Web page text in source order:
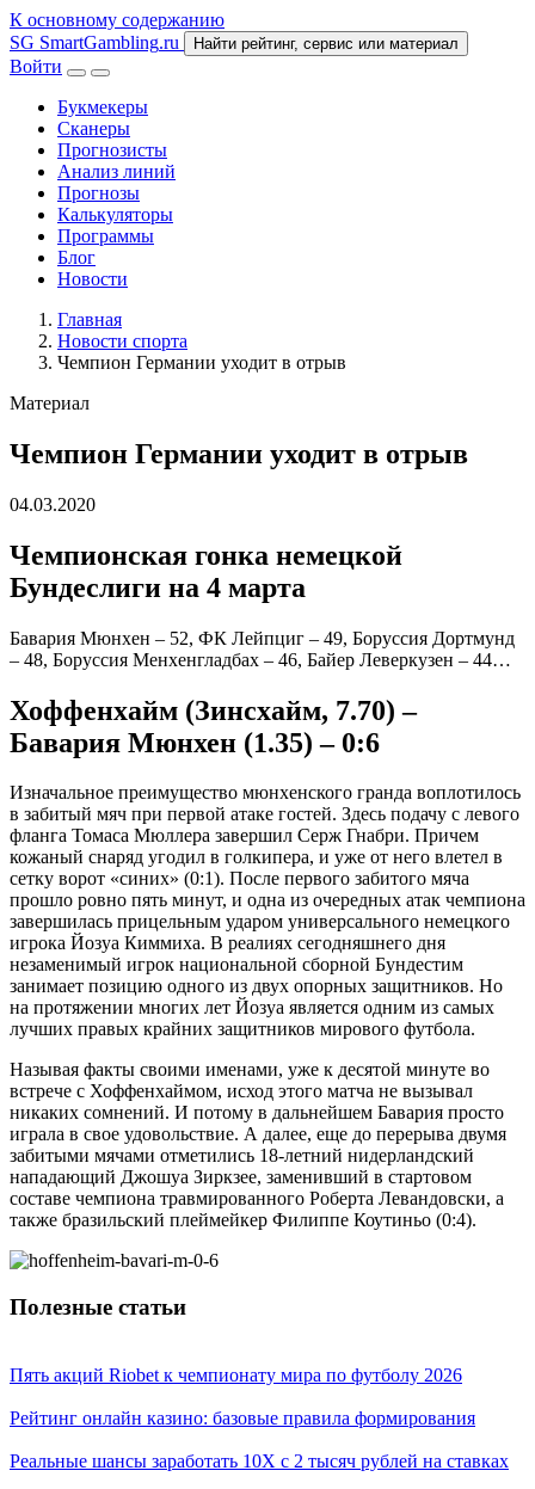
К основному содержанию
SG SmartGambling.ru Найти рейтинг, сервис или материал
Войти
Букмекеры
Сканеры
Прогнозисты
Анализ линий
Прогнозы
Калькуляторы
Программы
Блог
Новости
Главная
Новости спорта
Чемпион Германии уходит в отрыв
Материал
Чемпион Германии уходит в отрыв
04.03.2020
Чемпионская гонка немецкой
Бундеслиги на 4 марта
Бавария Мюнхен – 52, ФК Лейпциг – 49, Боруссия Дортмунд
– 48, Боруссия Менхенгладбах – 46, Байер Леверкузен – 44…
Хоффенхайм (Зинсхайм, 7.70) –
Бавария Мюнхен (1.35) – 0:6
Изначальное преимущество мюнхенского гранда воплотилось
в забитый мяч при первой атаке гостей. Здесь подачу с левого
фланга Томаса Мюллера завершил Серж Гнабри. Причем
кожаный снаряд угодил в голкипера, и уже от него влетел в
сетку ворот «синих» (0:1). После первого забитого мяча
прошло ровно пять минут, и одна из очередных атак чемпиона
завершилась прицельным ударом универсального немецкого
игрока Йозуа Киммиха. В реалиях сегодняшнего дня
незаменимый игрок национальной сборной Бундестим
занимает позицию одного из двух опорных защитников. Но
на протяжении многих лет Йозуа является одним из самых
лучших правых крайних защитников мирового футбола.
Называя факты своими именами, уже к десятой минуте во
встрече с Хоффенхаймом, исход этого матча не вызывал
никаких сомнений. И потому в дальнейшем Бавария просто
играла в свое удовольствие. А далее, еще до перерыва двумя
забитыми мячами отметились 18-летний нидерландский
нападающий Джошуа Зиркзее, заменивший в стартовом
составе чемпиона травмированного Роберта Левандовски, а
также бразильский плеймейкер Филиппе Коутиньо (0:4).
Полезные статьи
Пять акций Riobet к чемпионату мира по футболу 2026
Рейтинг онлайн казино: базовые правила формирования
Реальные шансы заработать 10X с 2 тысяч рублей на ставках